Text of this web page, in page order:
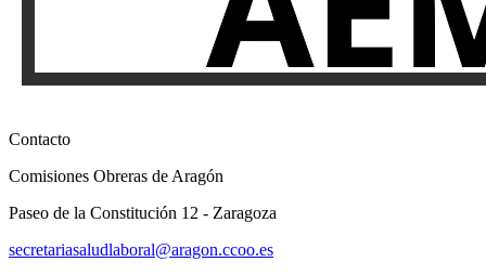
Contacto
Comisiones Obreras de Aragón
Paseo de la Constitución 12 - Zaragoza
secretariasaludlaboral@aragon.ccoo.es